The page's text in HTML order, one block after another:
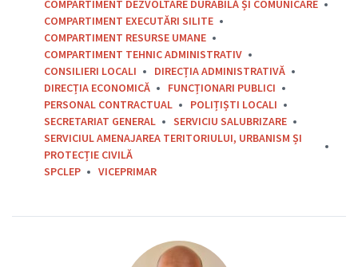
COMPARTIMENT DEZVOLTARE DURABILĂ ȘI COMUNICARE
COMPARTIMENT EXECUTĂRI SILITE
COMPARTIMENT RESURSE UMANE
COMPARTIMENT TEHNIC ADMINISTRATIV
CONSILIERI LOCALI
DIRECȚIA ADMINISTRATIVĂ
DIRECȚIA ECONOMICĂ
FUNCȚIONARI PUBLICI
PERSONAL CONTRACTUAL
POLIȚIȘTI LOCALI
SECRETARIAT GENERAL
SERVICIU SALUBRIZARE
SERVICIUL AMENAJAREA TERITORIULUI, URBANISM ȘI
PROTECȚIE CIVILĂ
SPCLEP
VICEPRIMAR